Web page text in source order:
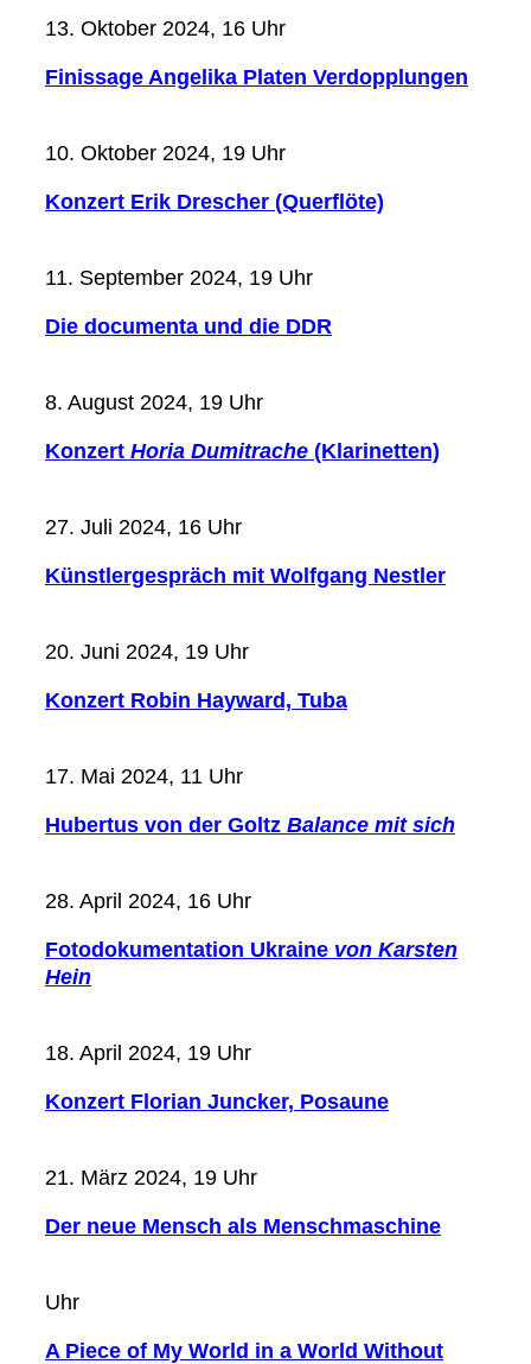
13. Oktober 2024, 16 Uhr
Finissage Angelika Platen Verdopplungen
10. Oktober 2024, 19 Uhr
Konzert Erik Drescher (Querflöte)
11. September 2024, 19 Uhr
Die documenta und die DDR
8. August 2024, 19 Uhr
Konzert Horia Dumitrache (Klarinetten)
27. Juli 2024, 16 Uhr
Künstlergespräch mit Wolfgang Nestler
20. Juni 2024, 19 Uhr
Konzert Robin Hayward, Tuba
17. Mai 2024, 11 Uhr
Hubertus von der Goltz Balance mit sich
28. April 2024, 16 Uhr
Fotodokumentation Ukraine von Karsten
Hein
18. April 2024, 19 Uhr
Konzert Florian Juncker, Posaune
21. März 2024, 19 Uhr
Der neue Mensch als Menschmaschine
Uhr
A Piece of My World in a World Without